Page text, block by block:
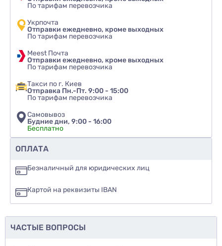
Рекомендуете ли вы этот товар
да
еще не знаю
По тарифам перевозчика
Укрпочта
Отправки ежедневно, кроме выходных
По тарифам перевозчика
Meest Почта
Отправки ежедневно, кроме выходных
По тарифам перевозчика
Такси по г. Киев
Отправка Пн.-Пт. 9:00 - 15:00
По тарифам перевозчика
Самовывоз
Будние дни, 9:00 - 16:00
Бесплатно
ОПЛАТА
Безналичный для юридических лиц
Картой на реквизиты IBAN
ЧАСТЫЕ ВОПРОСЫ